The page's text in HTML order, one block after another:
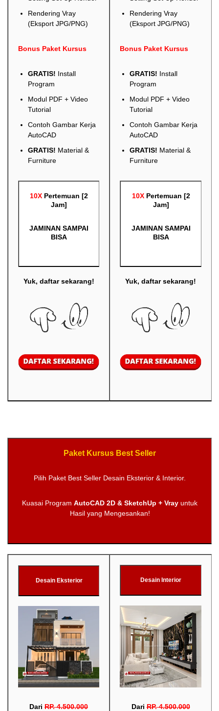
Rendering Vray
(Eksport JPG/PNG)
Bonus Paket Kursus
GRATIS! Install
Program
Modul PDF + Video
Tutorial
Contoh Gambar Kerja
AutoCAD
GRATIS! Material &
Furniture
10X Pertemuan [2
Jam]
JAMINAN SAMPAI
BISA
Yuk, daftar sekarang!
Rendering Vray
(Eksport JPG/PNG)
Bonus Paket Kursus
GRATIS! Install
Program
Modul PDF + Video
Tutorial
Contoh Gambar Kerja
AutoCAD
GRATIS! Material &
Furniture
10X Pertemuan [2
Jam]
JAMINAN SAMPAI
BISA
Yuk, daftar sekarang!
Paket Kursus Best Seller
Pilih Paket Best Seller Desain Eksterior & Interior.
Kuasai Program AutoCAD 2D & SketchUp + Vray untuk
Hasil yang Mengesankan!
Desain Eksterior
Dari RP.4.500.000
Desain Interior
DariRP.4.500.000